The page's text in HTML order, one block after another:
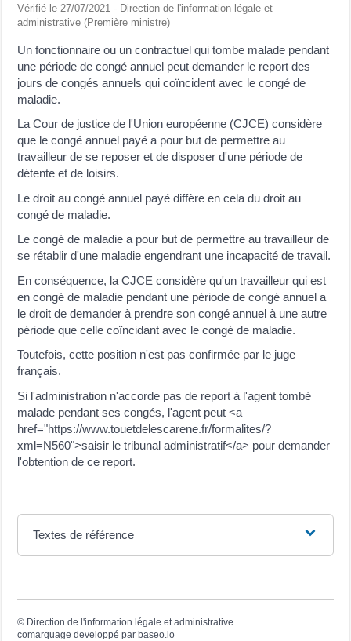
Vérifié le 27/07/2021 - Direction de l'information légale et
administrative (Première ministre)
Un fonctionnaire ou un contractuel qui tombe malade pendant
une période de congé annuel peut demander le report des
jours de congés annuels qui coïncident avec le congé de
maladie.
La Cour de justice de l'Union européenne (CJCE) considère
que le congé annuel payé a pour but de permettre au
travailleur de se reposer et de disposer d'une période de
détente et de loisirs.
Le droit au congé annuel payé diffère en cela du droit au
congé de maladie.
Le congé de maladie a pour but de permettre au travailleur de
se rétablir d'une maladie engendrant une incapacité de travail.
En conséquence, la CJCE considère qu'un travailleur qui est
en congé de maladie pendant une période de congé annuel a
le droit de demander à prendre son congé annuel à une autre
période que celle coïncidant avec le congé de maladie.
Toutefois, cette position n'est pas confirmée par le juge
français.
Si l'administration n'accorde pas de report à l'agent tombé
malade pendant ses congés, l'agent peut <a
href="https://www.touetdelescarene.fr/formalites/?
xml=N560">saisir le tribunal administratif</a> pour demander
l'obtention de ce report.
Textes de référence
© Direction de l'information légale et administrative
comarquage developpé parbaseo.io